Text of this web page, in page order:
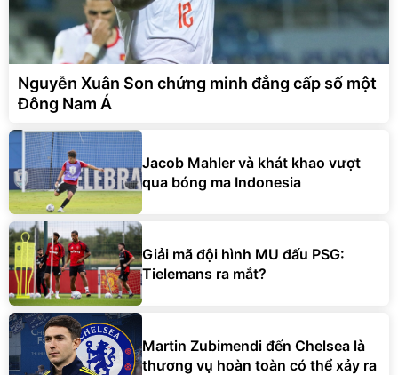
Nguyễn Xuân Son chứng minh đẳng cấp số một
Đông Nam Á
Jacob Mahler và khát khao vượt
qua bóng ma Indonesia
Giải mã đội hình MU đấu PSG:
Tielemans ra mắt?
Martin Zubimendi đến Chelsea là
thương vụ hoàn toàn có thể xảy ra